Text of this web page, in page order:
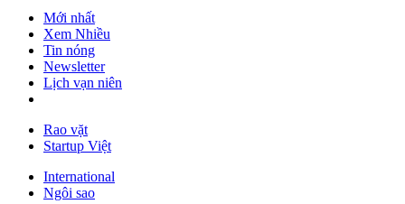
Mới nhất
Xem Nhiều
Tin nóng
Newsletter
Lịch vạn niên
Rao vặt
Startup Việt
International
Ngôi sao